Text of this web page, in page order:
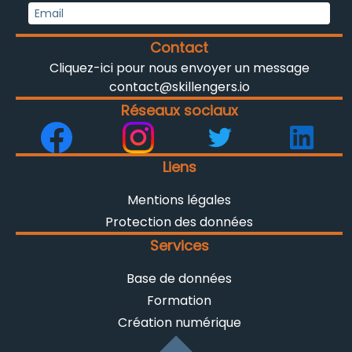
Services
Base de données
Formation
Création numérique
Liens
Mentions légales
Protection des données
Réseaux sociaux
Contact
Cliquez-ici pour nous envoyer un message
contact@skillengers.io